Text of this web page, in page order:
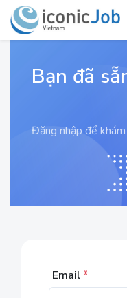
Bạn đã
Đăng nhập để
Email *